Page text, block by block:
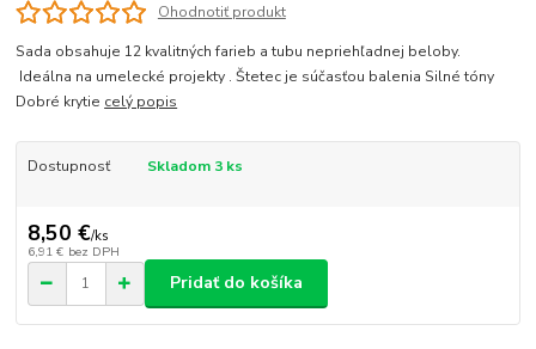
Ohodnotiť produkt
Sada obsahuje 12 kvalitných farieb a tubu nepriehľadnej beloby.
Ideálna na umelecké projekty . Štetec je súčasťou balenia Silné tóny
Dobré krytie celý popis
Dostupnosť Skladom 3 ks
8,50 €/ks
6,91 € bez DPH
Pridať do košíka